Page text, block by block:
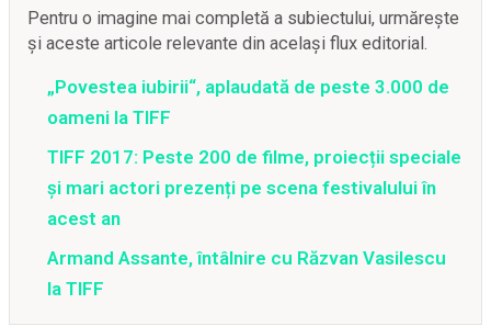
Pentru o imagine mai completă a subiectului, urmărește
și aceste articole relevante din același flux editorial.
„Povestea iubirii“, aplaudată de peste 3.000 de
oameni la TIFF
TIFF 2017: Peste 200 de filme, proiecții speciale
și mari actori prezenți pe scena festivalului în
acest an
Armand Assante, întâlnire cu Răzvan Vasilescu
la TIFF